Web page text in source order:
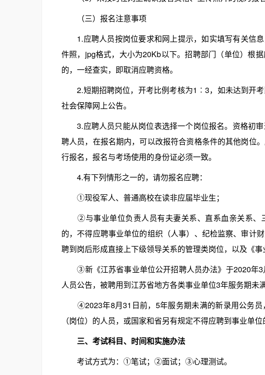
（三）报名注意事项
1.应聘人员按岗位要求和网上提示，如实填写有关信
件照，jpg格式，大小为20Kb以下。招聘部门（单位）根
的，一经查实，即取消应聘资格。
2.短期招聘岗位，开考比例考核为1︰3，如未达到开
社会保障网上公告。
3.应聘人员只能从岗位表选择一个岗位报名。资格初审
聘人员，在报名期内，可以改报符合资格条件的其他岗位
行报名，报名与考场使用的身份证必须一致。
4.有下列情形之一的，请勿报名应聘：
①现役军人、普通高校在读非应届毕业生；
②与事业单位负责人员有夫妻关系、直系血亲关系、
的，不得应聘事业单位的组织（人事）、纪检监察、审计
聘到岗后形成直接上下级领导关系的管理类岗位，以及《
③新《江苏省事业单位公开招聘人员办法》于2020年3
人员公告，被聘用到江苏省地方各类事业单位3年服务期未
④2023年8月31日前，5年服务期未满的新录用公务员
（岗位）的人员，或国家和省另有规定不得应聘到事业单位
三、考试科目、时间和实施办法
考试方式为：①笔试；②面试；③心理测试。